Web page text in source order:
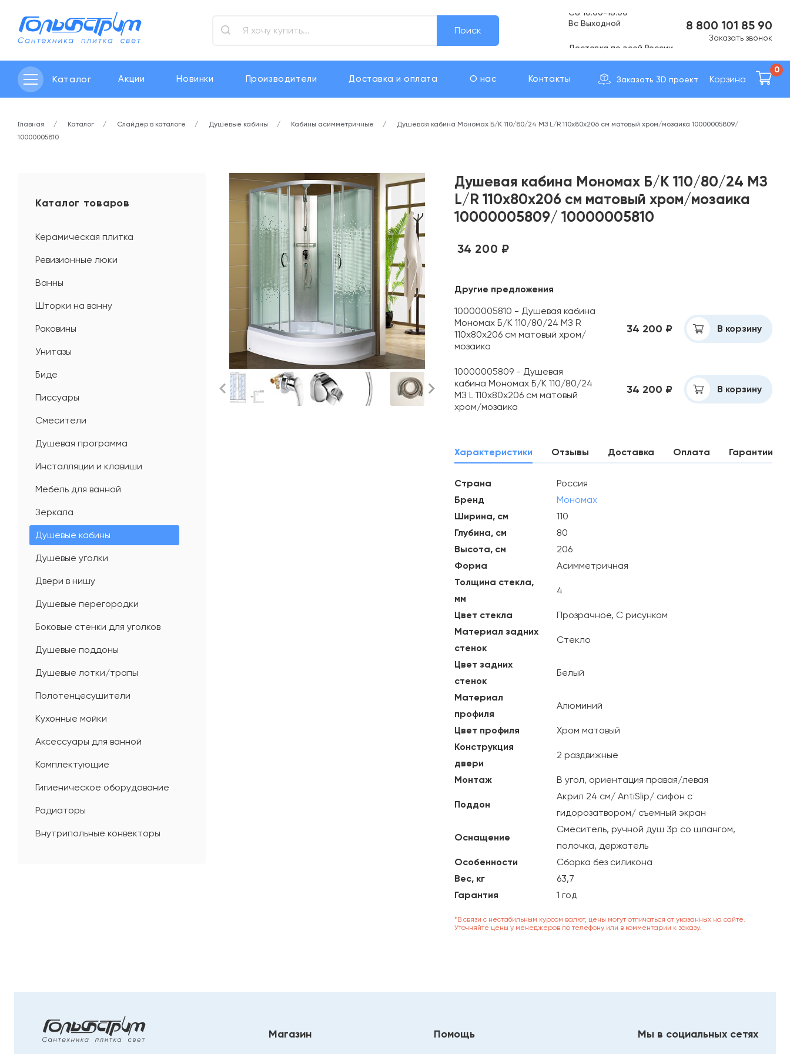
Поиск Доставка по вcей России 8 800 101 85 90
Заказать звонок
Каталог Акции Новинки Производители Доставка и оплата О нас Контакты Заказать 3D проект Корзина
0
Главная Каталог Слайдер в каталоге Душевые кабины Кабины асимметричные
Душевая кабина Мономах Б/К 110/80/24 МЗ L/R 110х80х206 см матовый хром/мозаика 10000005809/
10000005810
Каталог товаров
Керамическая плитка
Ревизионные люки
Ванны
Шторки на ванну
Раковины
Унитазы
Биде
Писсуары
Смесители
Душевая программа
Инсталляции и клавиши
Мебель для ванной
Зеркала
Душевые кабины
Душевые уголки
Двери в нишу
Душевые перегородки
Боковые стенки для уголков
Душевые поддоны
Душевые лотки/трапы
Полотенцесушители
Кухонные мойки
Аксессуары для ванной
Комплектующие
Гигиеническое оборудование
Радиаторы
Внутрипольные конвекторы
Душевая кабина Мономах Б/К 110/80/24 МЗ
L/R 110х80х206 см матовый хром/мозаика
10000005809/ 10000005810
34 200 ₽
Другие предложения
10000005810 - Душевая кабина
Мономах Б/К 110/80/24 МЗ R
110х80х206 см матовый хром/
мозаика
34 200 ₽
Добавлено В корзину
10000005809 - Душевая
кабина Мономах Б/К 110/80/24
МЗ L 110х80х206 см матовый
хром/мозаика
34 200 ₽
Добавлено В корзину
Характеристики Отзывы Доставка Оплата Гарантии
Страна
Россия
Бренд
Мономах
Ширина, см
110
Глубина, см
80
Высота, см
206
Форма
Асимметричная
Толщина стекла,
мм
4
Цвет стекла
Прозрачное, С рисунком
Материал задних
стенок
Стекло
Цвет задних
стенок
Белый
Материал
профиля
Алюминий
Цвет профиля
Хром матовый
Конструкция
двери
2 раздвижные
Монтаж В угол, ориентация правая/левая
Поддон
Акрил 24 см/ AntiSlip/ сифон с
гидорозатвором/ съемный экран
Оснащение
Смеситель, ручной душ 3р со шлангом,
полочка, держатель
Особенности
Сборка без силикона
Вес, кг
63,7
Гарантия
1 год
*В связи с нестабильным курсом валют, цены могут отличаться от указанных на сайте.
Уточняйте цены у менеджеров по телефону или в комментарии к заказу.
Магазин Помощь Мы в социальных сетях